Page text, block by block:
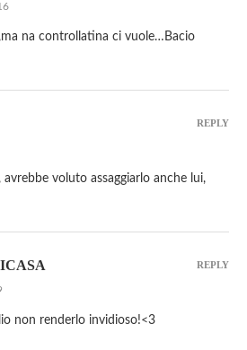
na controllatina ci vuole…Bacio
avrebbe voluto assaggiarlo anche lui,
REPLY
non renderlo invidioso!<3
REPLY